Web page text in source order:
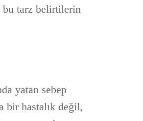
bu tarz belirtilerin
yatan sebep
bir hastalık değil,